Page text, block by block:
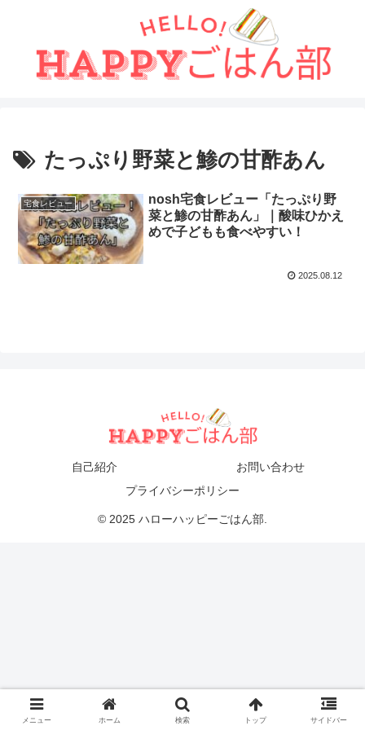
たっぷり野菜と鯵の甘酢あん
宅食レビュー
nosh宅食レビュー「たっぷり野
菜と鯵の甘酢あん」｜酸味ひかえ
めで子どもも食べやすい！
2025.08.12
自己紹介
お問い合わせ
プライバシーポリシー
© 2025 ハローハッピーごはん部.
メニュー ホーム 検索 トップ サイドバー